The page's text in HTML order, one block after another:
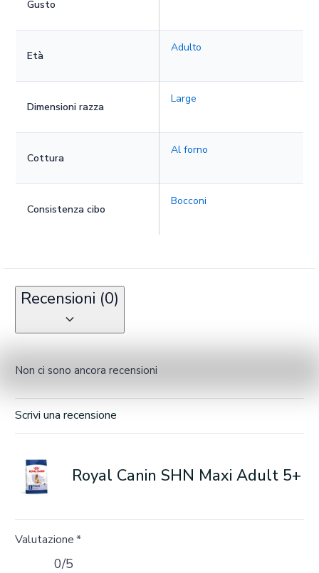
Gusto
Età
Adulto
Dimensioni razza
Large
Cottura
Al forno
Consistenza cibo
Bocconi
Recensioni (0)
Non ci sono ancora recensioni
Scrivi una recensione
Royal Canin SHN Maxi Adult 5+
Valutazione*
0/5